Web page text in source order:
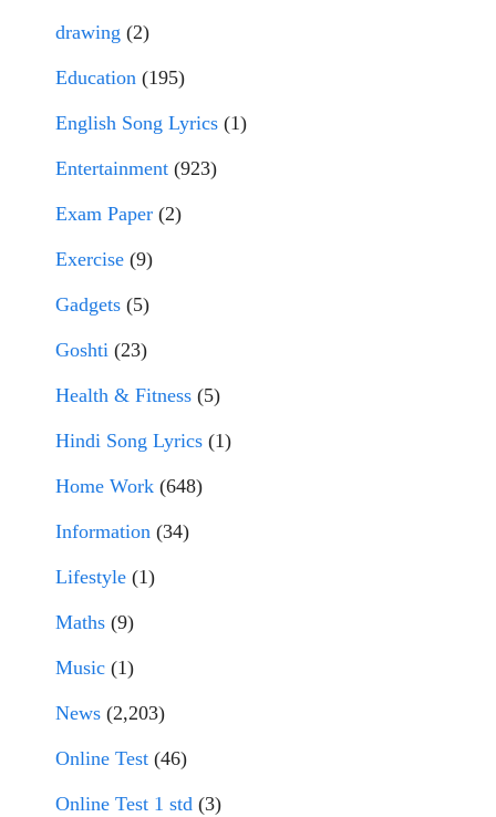
drawing (2)
Education (195)
English Song Lyrics (1)
Entertainment (923)
Exam Paper (2)
Exercise (9)
Gadgets (5)
Goshti (23)
Health & Fitness (5)
Hindi Song Lyrics (1)
Home Work (648)
Information (34)
Lifestyle (1)
Maths (9)
Music (1)
News (2,203)
Online Test (46)
Online Test 1 std (3)